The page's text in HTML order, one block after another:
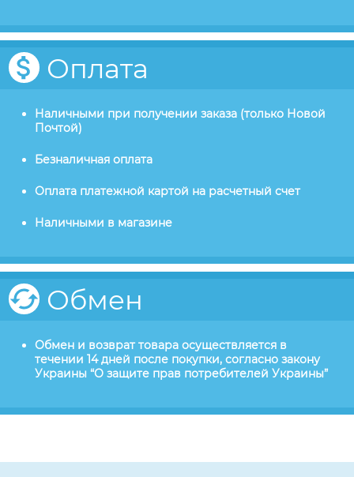
Оплата
Наличными при получении заказа (только Новой
Почтой)
Безналичная оплата
Оплата платежной картой на расчетный счет
Наличными в магазине
Обмен
Обмен и возврат товара осуществляется в
течении 14 дней после покупки, согласно закону
Украины “О защите прав потребителей Украины”